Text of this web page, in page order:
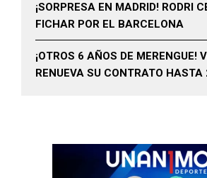
¡SORPRESA EN MADRID! RODRI
FICHAR POR EL BARCELONA
¡OTROS 6 AÑOS DE MERENGUE!
RENUEVA SU CONTRATO HASTA